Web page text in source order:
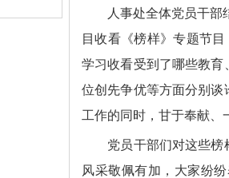
人事处全体党员干
目收看《榜样》专题节目
学习收看受到了哪些教
位创先争优等方面分别
工作的同时，甘于奉献、
党员干部们对这些
风采敬佩有加，大家纷